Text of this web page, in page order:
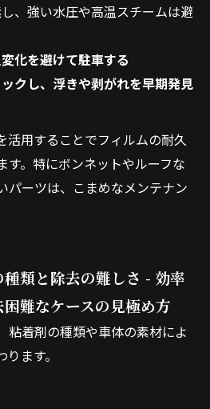
し、強い水圧や高温スチームは避
化を避けて駐車する
クし、浮きや剥がれを早期発見
活用することでフィルムの耐久
す。特にボンネットやルーフな
パーツは、こまめなメンテナン
類と除去の難しさ - 効率
難なケースの見極め方
粘着剤の種類や車体の素材によ
ます。